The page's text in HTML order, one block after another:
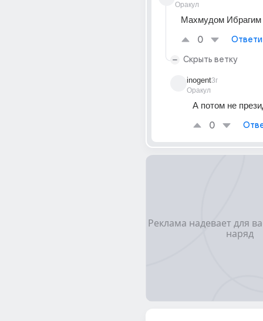
Оракул
Махмудом
0
Скрыть ветку
inogent
Оракул
3г
А потом не
0